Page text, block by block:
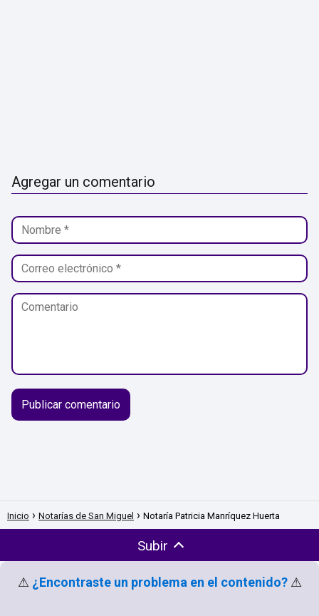
Agregar un comentario
Inicio Notarías de San Miguel Notaría Patricia Manríquez Huerta
Subir
⚠ ¿Encontraste un problema en el contenido? ⚠